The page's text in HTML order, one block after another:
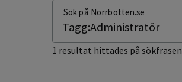
Sök på Norrbotten.se
1 resultat hittades på sökfrasen